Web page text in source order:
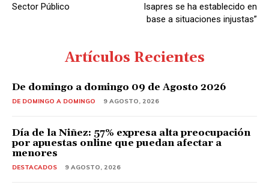
Sector Público
Isapres se ha establecido en
base a situaciones injustas”
Artículos Recientes
De domingo a domingo 09 de Agosto 2026
DE DOMINGO A DOMINGO 9 AGOSTO, 2026
Día de la Niñez: 57% expresa alta preocupación
por apuestas online que puedan afectar a
menores
DESTACADOS 9 AGOSTO, 2026